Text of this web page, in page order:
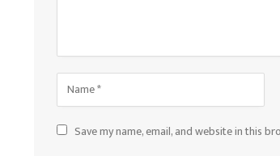
Save my name, email, and website in this